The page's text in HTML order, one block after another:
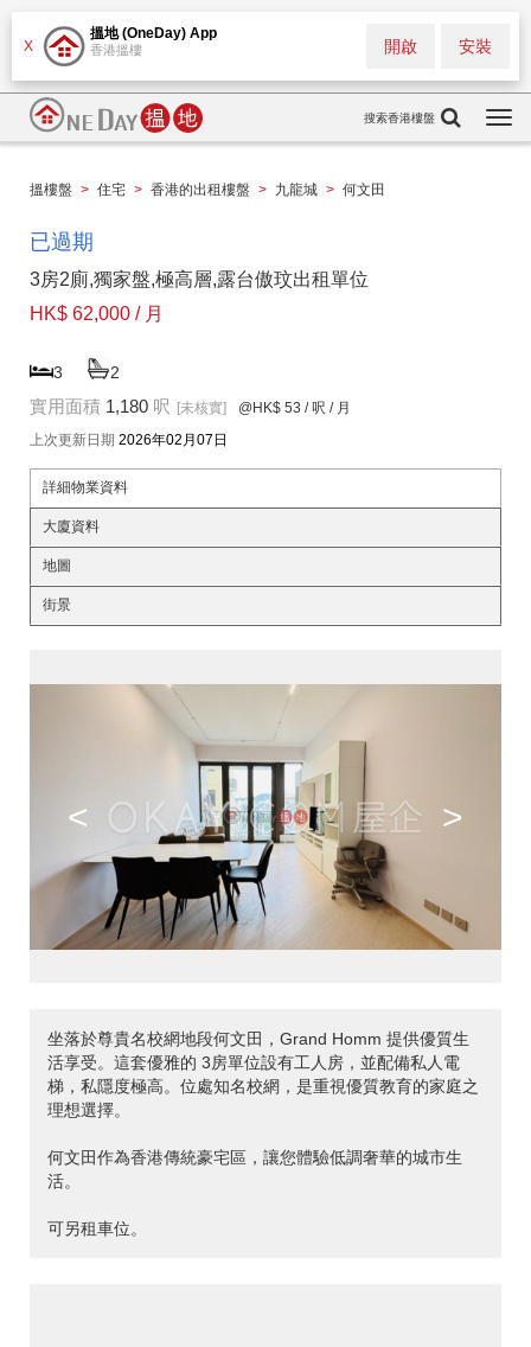
X
搵地 (OneDay) App
香港搵樓 安裝
開啟
搜索香港樓盤
搵樓盤 > 住宅 > 香港的出租樓盤 > 九龍城 > 何文田
已過期
3房2廁,獨家盤,極高層,露台傲玟出租單位
HK$ 62,000 / 月
3 2
實用面積 1,180 呎 [未核實] @HK$ 53 / 呎 / 月
上次更新日期 2026年02月07日
詳細物業資料
大廈資料
地圖
街景
< >
坐落於尊貴名校網地段何文田，Grand Homm 提供優質生
活享受。這套優雅的 3房單位設有工人房，並配備私人電
梯，私隱度極高。位處知名校網，是重視優質教育的家庭之
理想選擇。
何文田作為香港傳統豪宅區，讓您體驗低調奢華的城市生
活。
可另租車位。